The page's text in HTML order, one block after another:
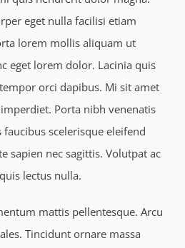
eget nulla facilisi etiam
lorem mollis aliquam ut
eget lorem dolor. Lacinia quis
orci dapibus. Mi sit amet
Porta nibh venenatis
faucibus scelerisque eleifend
sapien nec sagittis. Volutpat ac
lectus nulla.
mattis pellentesque. Arcu
Tincidunt ornare massa